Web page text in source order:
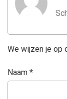
We wijzen je op
Naam *